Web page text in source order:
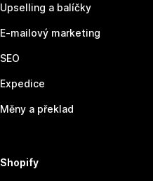
Upselling a balíčky
E-mailový marketing
SEO
Expedice
Měny a překlad
Shopify